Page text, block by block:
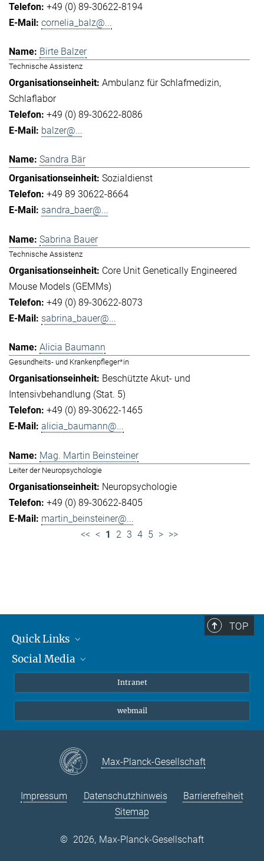
+49 (0) 89-30622-8194
cornelia_balz@...
Birte Balzer
Technische Assistenz
Ambulanz für Schlafmedizin
Schlaflabor
+49 (0) 89-30622-8086
balzer@...
Sandra Bär
Sozialdienst
+49 89 30622-8664
sandra_baer@...
Sabrina Bauer
Technische Assistenz
Core Unit Genetically Engineered
Mouse Models (GEMMs)
+49 (0) 89-30622-8073
sabrina_bauer@...
Alicia Baumann
Gesundheits- und Krankenpfleger*in
Beschützte Akut- und
Intensivbehandlung (Stat. 5)
+49 (0) 89-30622-1465
alicia_baumann@...
Mag. Martin Beinsteiner
Leiter der Neuropsychologie
Neuropsychologie
+49 (0) 89-30622-8405
martin_beinsteiner@...
<< < 1 2 3 4 5 > >>
TOP
Quick Links
Student*innen/Wissenschaftler*innen
Social Media
Bluesky
YouTube
Intranet
webmail
Max-Planck-Gesellschaft
Impressum Datenschutzhinweis
Barrierefreiheit
Sitemap
© 2026, Max-Planck-Gesellschaft